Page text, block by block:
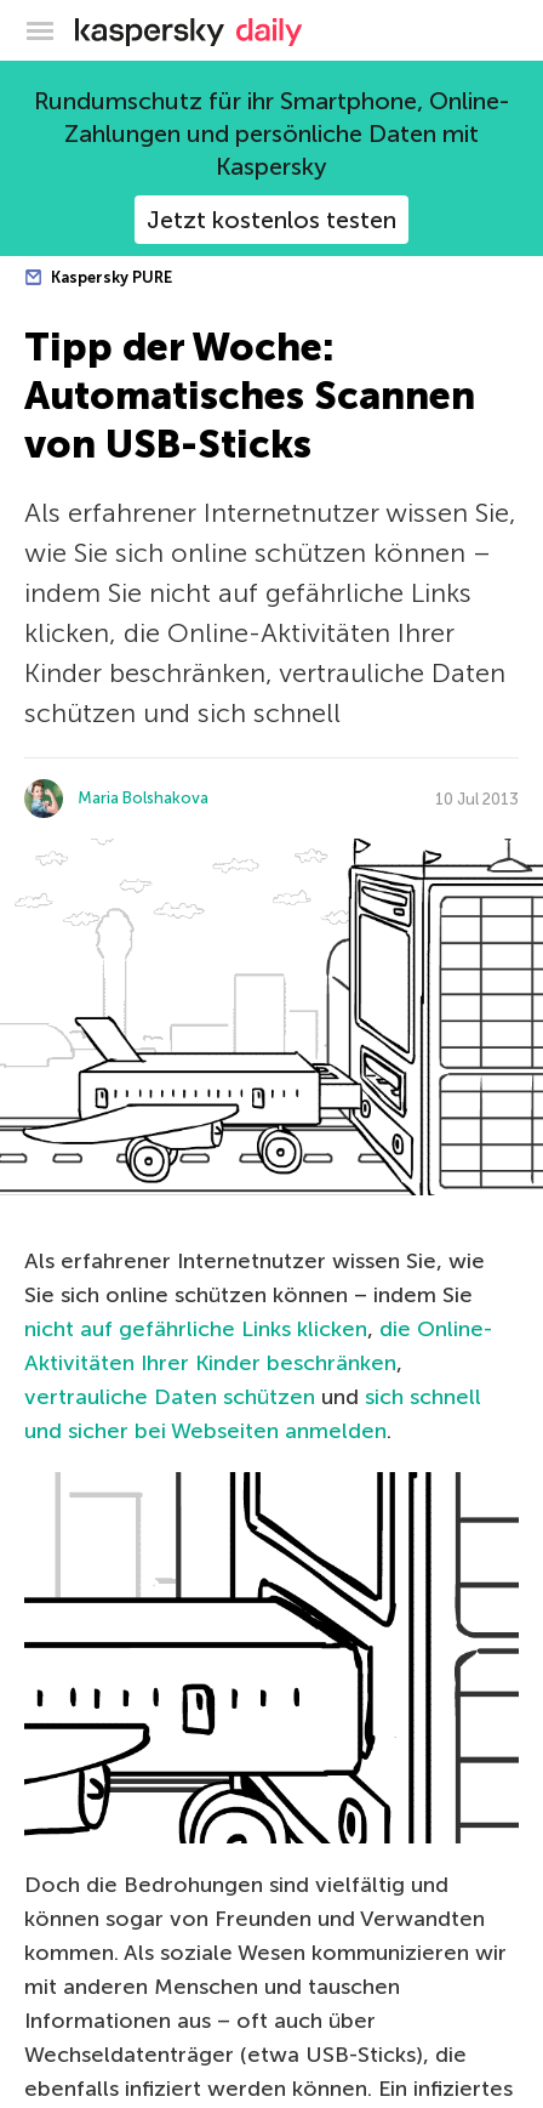
Offizieller Blog von Kaspersky
Rundumschutz für ihr Smartphone, Online-
Zahlungen und persönliche Daten mit
Kaspersky
Jetzt kostenlos testen
Kaspersky PURE
Tipp der Woche:
Automatisches Scannen
von USB-Sticks
Als erfahrener Internetnutzer wissen Sie,
wie Sie sich online schützen können –
indem Sie nicht auf gefährliche Links
klicken, die Online-Aktivitäten Ihrer
Kinder beschränken, vertrauliche Daten
schützen und sich schnell
Maria Bolshakova 10 Jul 2013
Als erfahrener Internetnutzer wissen Sie, wie
Sie sich online schützen können – indem Sie
nicht auf gefährliche Links klicken, die Online-
Aktivitäten Ihrer Kinder beschränken,
vertrauliche Daten schützen und sich schnell
und sicher bei Webseiten anmelden.
Doch die Bedrohungen sind vielfältig und
können sogar von Freunden und Verwandten
kommen. Als soziale Wesen kommunizieren wir
mit anderen Menschen und tauschen
Informationen aus – oft auch über
Wechseldatenträger (etwa USB-Sticks), die
ebenfalls infiziert werden können. Ein infiziertes